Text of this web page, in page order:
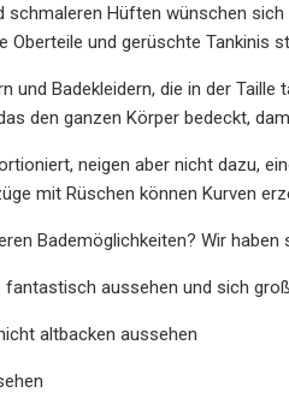
schmaleren Hüften wünschen
und gerüschte Tankinis
und Badekleidern, die in der
den ganzen Körper bedeckt,
neigen aber nicht dazu,
mit Rüschen können Kurven
Bademöglichkeiten? Wir haben
fantastisch aussehen und sich
altbacken aussehen